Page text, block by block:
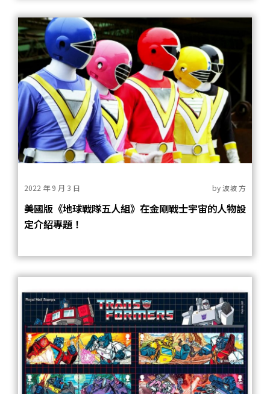
2022 年 9 月 3 日 by波坡 方
美國版《地球戰隊五人組》在金剛戰士宇宙的人物設
定介紹專題！